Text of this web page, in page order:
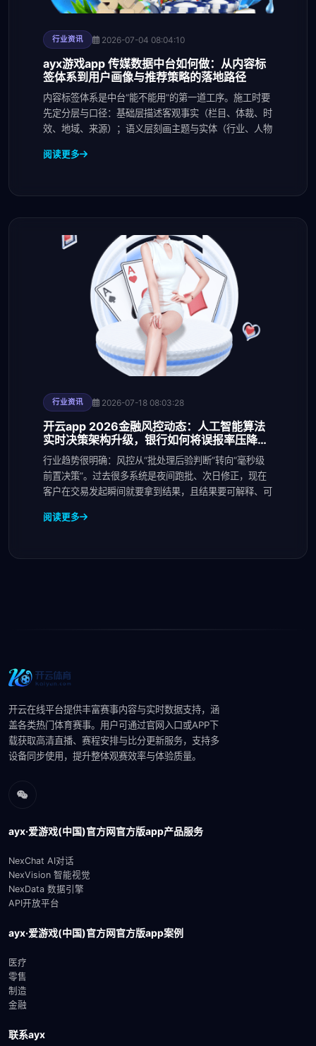
行业资讯 2026-07-04 08:04:10
ayx游戏app 传媒数据中台如何做：从内容标
签体系到用户画像与推荐策略的落地路径
内容标签体系是中台“能不能用”的第一道工序。施工时要
先定分层与口径：基础层描述客观事实（栏目、体裁、时
效、地域、来源）；语义层刻画主题与实体（行业、人物
阅读更多
行业资讯 2026-07-18 08:03:28
开云app 2026金融风控动态：人工智能算法
实时决策架构升级，银行如何将误报率压降到
1%以
行业趋势很明确：风控从“批处理后验判断”转向“毫秒级
前置决策”。过去很多系统是夜间跑批、次日修正，现在
客户在交易发起瞬间就要拿到结果，且结果要可解释、可
阅读更多
开云在线平台提供丰富赛事内容与实时数据支持，涵
盖各类热门体育赛事。用户可通过官网入口或APP下
载获取高清直播、赛程安排与比分更新服务，支持多
设备同步使用，提升整体观赛效率与体验质量。
ayx·爱游戏(中国)官方网官方版app产品服务
NexChat AI对话
NexVision 智能视觉
NexData 数据引擎
API开放平台
ayx·爱游戏(中国)官方网官方版app案例
医疗
零售
制造
金融
联系ayx